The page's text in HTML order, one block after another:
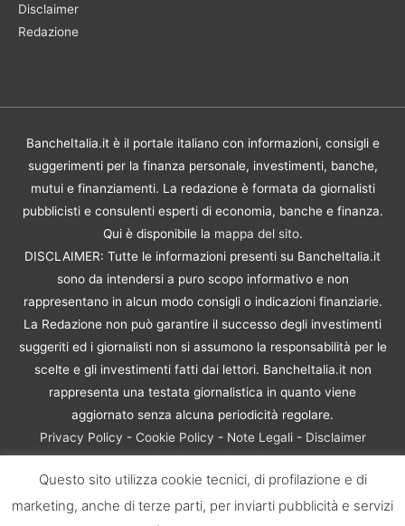
Disclaimer
Redazione
BancheItalia.it è il portale italiano con informazioni, consigli e
suggerimenti per la finanza personale, investimenti, banche,
mutui e finanziamenti. La redazione è formata da giornalisti
pubblicisti e consulenti esperti di economia, banche e finanza.
Qui è disponibile la mappa del sito.
DISCLAIMER: Tutte le informazioni presenti su BancheItalia.it
sono da intendersi a puro scopo informativo e non
rappresentano in alcun modo consigli o indicazioni finanziarie.
La Redazione non può garantire il successo degli investimenti
suggeriti ed i giornalisti non si assumono la responsabilità per le
scelte e gli investimenti fatti dai lettori. BancheItalia.it non
rappresenta una testata giornalistica in quanto viene
aggiornato senza alcuna periodicità regolare.
Privacy Policy - Cookie Policy - Note Legali- Disclaimer
Rischio Investimenti
BancheItalia.it Copyright © 2021. Tutti i diritti sono riservati. |
P.IVA 10673901004 | Contenuti di proprietà di BancheItalia.it:
Questo sito utilizza cookie tecnici, di profilazione e di
marketing, anche di terze parti, per inviarti pubblicità e servizi